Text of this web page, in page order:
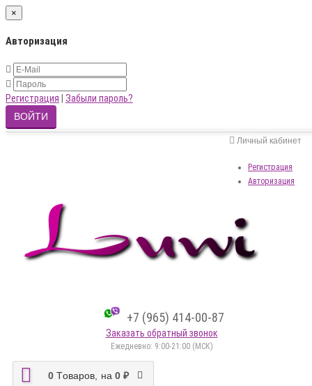
×
Авторизация
Регистрация Забыли пароль?
Личный кабинет
Регистрация
Авторизация
+7 (965) 414-00-87
Заказать обратный звонок
Ежедневно: 9:00-21:00 (МСК)
0 Tоваров, на 0 ₽